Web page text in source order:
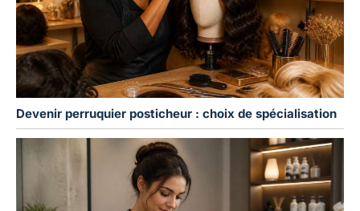
Devenir perruquier posticheur : choix de spécialisation